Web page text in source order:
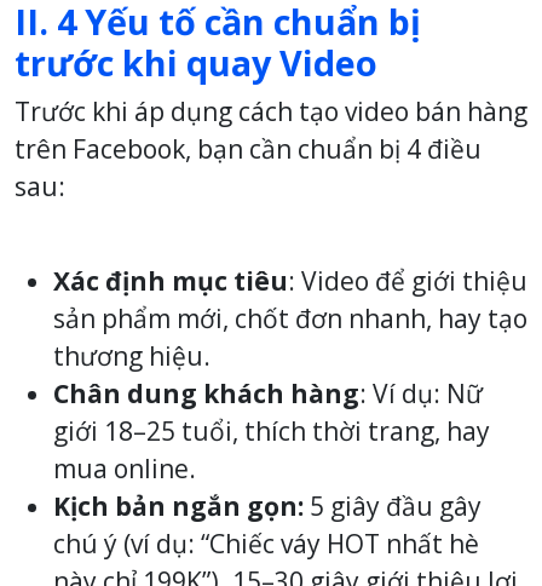
II. 4 Yếu tố cần chuẩn bị
trước khi quay Video
Trước khi áp dụng cách tạo video bán hàng
trên Facebook, bạn cần chuẩn bị 4 điều
sau:
Xác định mục tiêu: Video để giới thiệu
sản phẩm mới, chốt đơn nhanh, hay tạo
thương hiệu.
Chân dung khách hàng: Ví dụ: Nữ
giới 18–25 tuổi, thích thời trang, hay
mua online.
Kịch bản ngắn gọn: 5 giây đầu gây
chú ý (ví dụ: “Chiếc váy HOT nhất hè